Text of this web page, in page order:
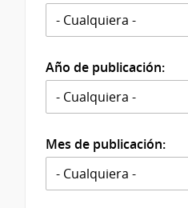
Año de publicación:
Mes de publicación: